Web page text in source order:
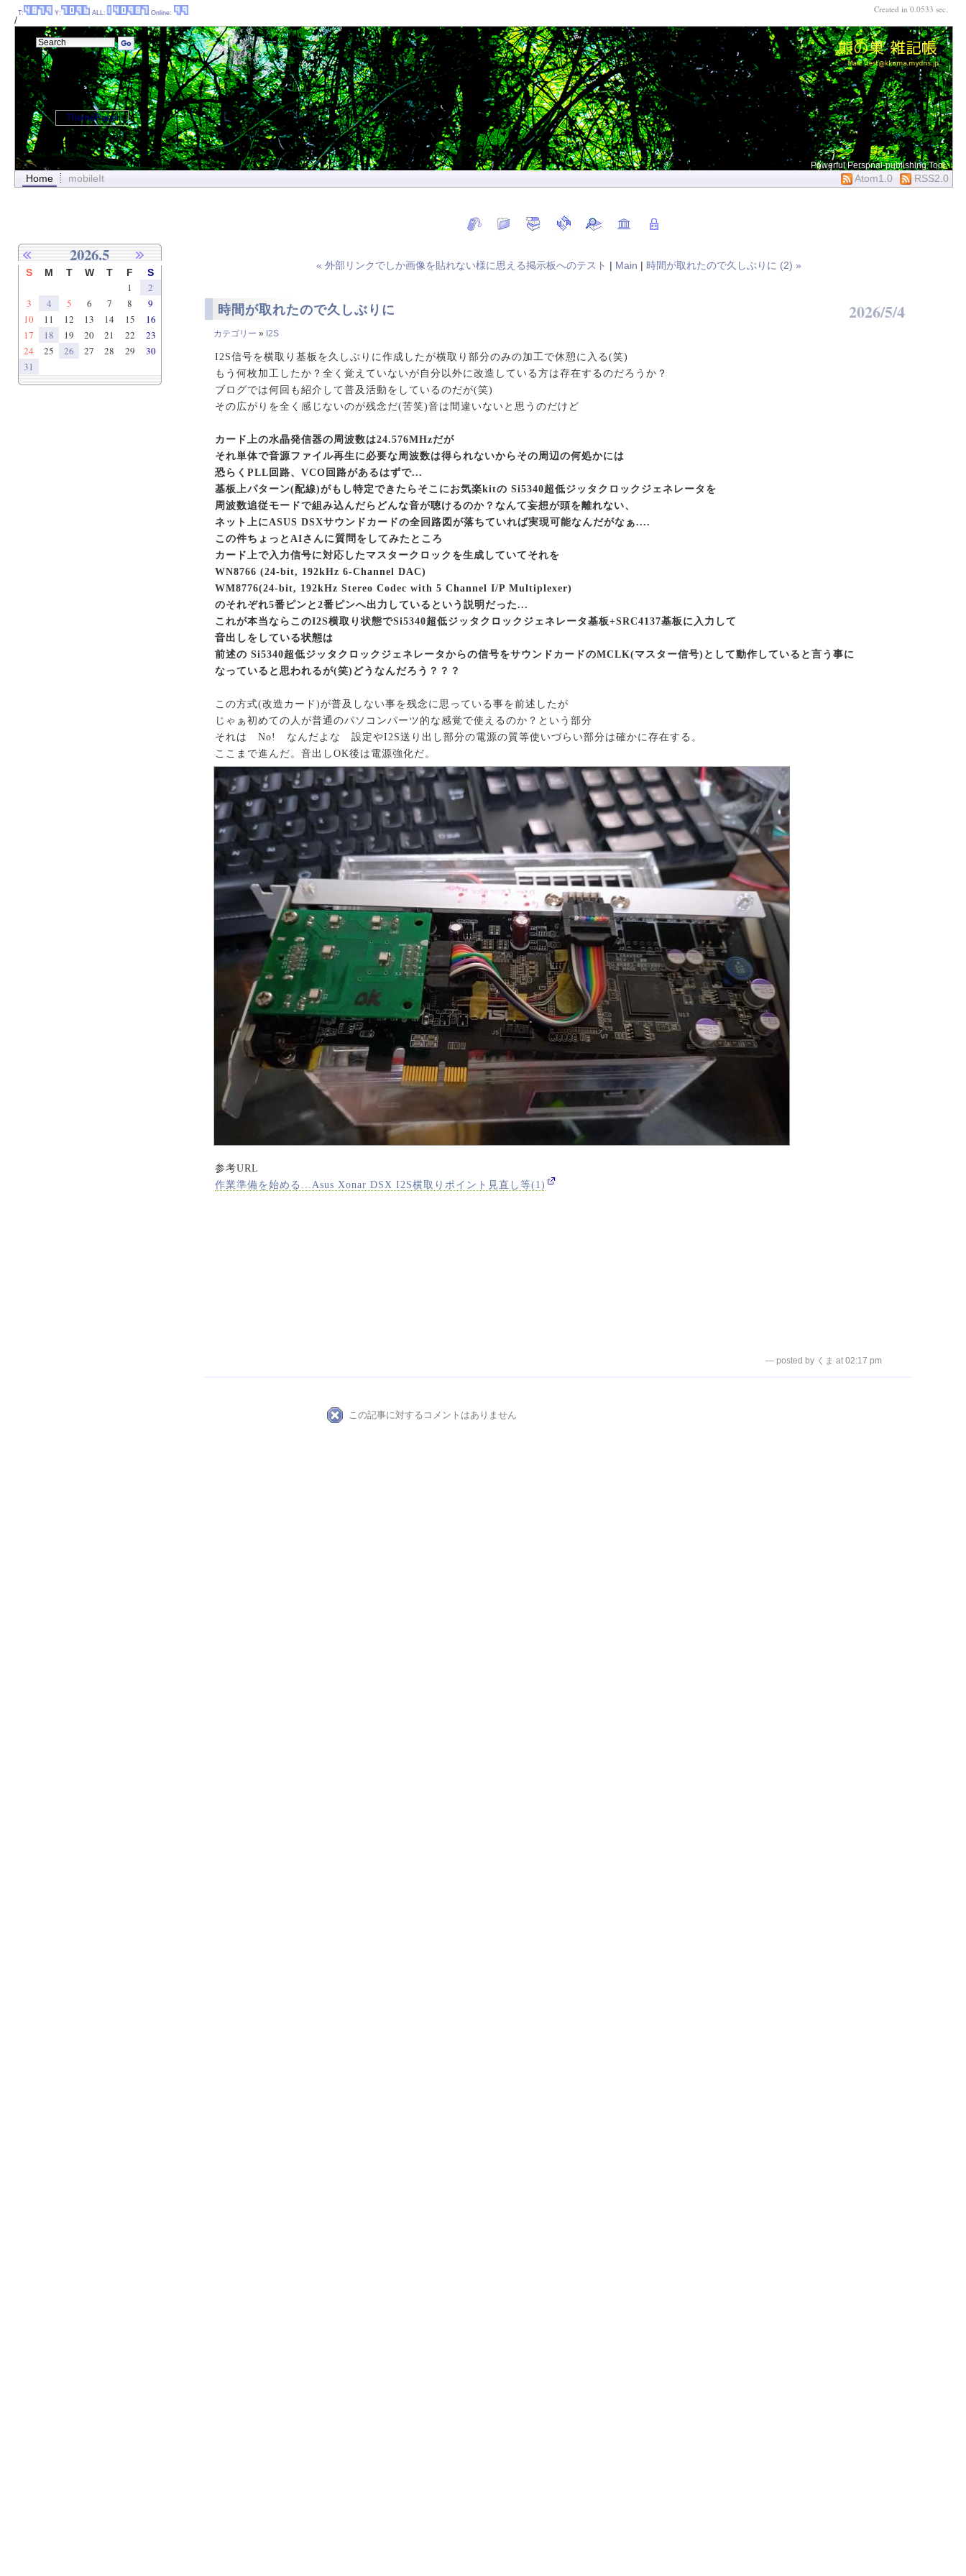
/
Powerful Perspnal-publishing Tool
Home mobileIt RSS2.0
Atom1.0
« 外部リンクでしか画像を貼れない様に思える掲示板へのテスト | Main | 時間が取れたので久しぶりに (2) »
時間が取れたので久しぶりに 2026/5/4
カテゴリー » I2S
I2S信号を横取り基板を久しぶりに作成したが横取り部分のみの加工で休憩に入る(笑)
もう何枚加工したか？全く覚えていないが自分以外に改造している方は存在するのだろうか？
ブログでは何回も紹介して普及活動をしているのだが(笑)
その広がりを全く感じないのが残念だ(苦笑)音は間違いないと思うのだけど
カード上の水晶発信器の周波数は24.576MHzだが
それ単体で音源ファイル再生に必要な周波数は得られないからその周辺の何処かには
恐らくPLL回路、VCO回路があるはずで...
基板上パターン(配線)がもし特定できたらそこにお気楽kitの Si5340超低ジッタクロックジェネレータを
周波数追従モードで組み込んだらどんな音が聴けるのか？なんて妄想が頭を離れない、
ネット上にASUS DSXサウンドカードの全回路図が落ちていれば実現可能なんだがなぁ....
この件ちょっとAIさんに質問をしてみたところ
カード上で入力信号に対応したマスタークロックを生成していてそれを
WN8766 (24-bit, 192kHz 6-Channel DAC)
WM8776(24-bit, 192kHz Stereo Codec with 5 Channel I/P Multiplexer)
のそれぞれ5番ピンと2番ピンへ出力しているという説明だった...
これが本当ならこのI2S横取り状態でSi5340超低ジッタクロックジェネレータ基板+SRC4137基板に入力して
音出しをしている状態は
前述の Si5340超低ジッタクロックジェネレータからの信号をサウンドカードのMCLK(マスター信号)として動作していると言う事に
なっていると思われるが(笑)どうなんだろう？？？
この方式(改造カード)が普及しない事を残念に思っている事を前述したが
じゃぁ初めての人が普通のパソコンパーツ的な感覚で使えるのか？という部分
それは No! なんだよな 設定やI2S送り出し部分の電源の質等使いづらい部分は確かに存在する。
ここまで進んだ。音出しOK後は電源強化だ。
参考URL
作業準備を始める...Asus Xonar DSX I2S横取りポイント見直し等(1)
— posted by くま at 02:17 pm
この記事に対するコメントはありません
2026.5
S M T W T F S
1
2
3
4 5 6 7 8
9
10
11 12 13 14 15
16
17
18 19 20 21 22
23
24
25 26 27 28 29
30
31
T: Y: ALL: Online:
ThemePanel
Created in 0.0533 sec.